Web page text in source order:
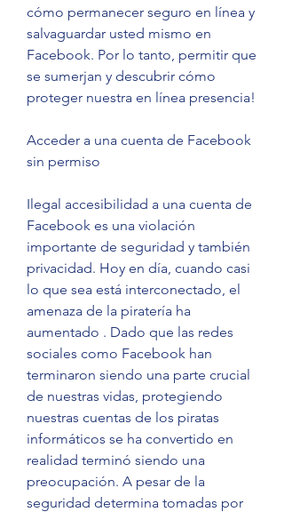
cómo permanecer seguro en línea y
salvaguardar usted mismo en
Facebook. Por lo tanto, permitir que
se sumerjan y descubrir cómo
proteger nuestra en línea presencia!
Acceder a una cuenta de Facebook
sin permiso
Ilegal accesibilidad a una cuenta de
Facebook es una violación
importante de seguridad y también
privacidad. Hoy en día, cuando casi
lo que sea está interconectado, el
amenaza de la piratería ha
aumentado . Dado que las redes
sociales como Facebook han
terminaron siendo una parte crucial
de nuestras vidas, protegiendo
nuestras cuentas de los piratas
informáticos se ha convertido en
realidad terminó siendo una
preocupación. A pesar de la
seguridad determina tomadas por